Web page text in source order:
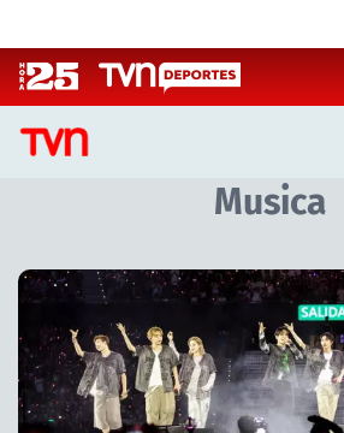
CASTING MASTERCHEF CHILE
CASTING TVN VERTICAL
TVN VERTICAL
TVN PLAY
Musica
Artículos relacionados con Musica